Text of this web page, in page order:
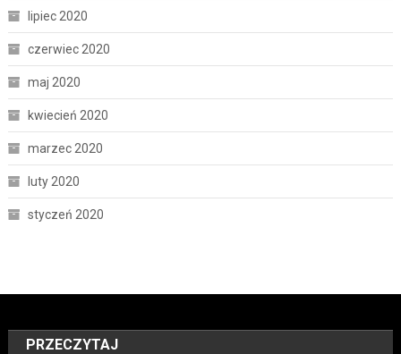
lipiec 2020
czerwiec 2020
maj 2020
kwiecień 2020
marzec 2020
luty 2020
styczeń 2020
PRZECZYTAJ